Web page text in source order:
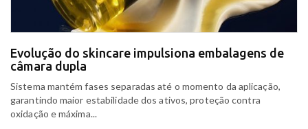
Evolução do skincare impulsiona embalagens de
câmara dupla
Sistema mantém fases separadas até o momento da aplicação,
garantindo maior estabilidade dos ativos, proteção contra
oxidação e máxima...